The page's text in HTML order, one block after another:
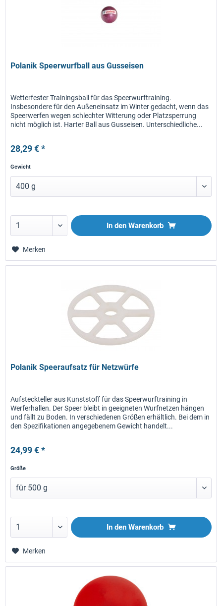
Polanik Speerwurfball aus Gusseisen
Wetterfester Trainingsball für das Speerwurftraining.
Insbesondere für den Außeneinsatz im Winter gedacht, wenn das
Speerwerfen wegen schlechter Witterung oder Platzsperrung
nicht möglich ist. Harter Ball aus Gusseisen. Unterschiedliche...
28,29 € *
Gewicht
In den Warenkorb
Merken
Polanik Speeraufsatz für Netzwürfe
Aufsteckteller aus Kunststoff für das Speerwurftraining in
Werferhallen. Der Speer bleibt in geeigneten Wurfnetzen hängen
und fällt zu Boden. In verschiedenen Größen erhältlich. Bei dem in
den Spezifikationen angegebenem Gewicht handelt...
24,99 € *
Größe
In den Warenkorb
Merken